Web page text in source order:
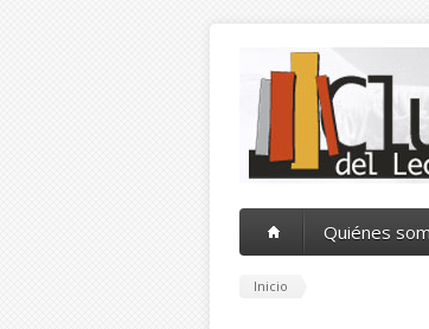
Quiénes
Inicio